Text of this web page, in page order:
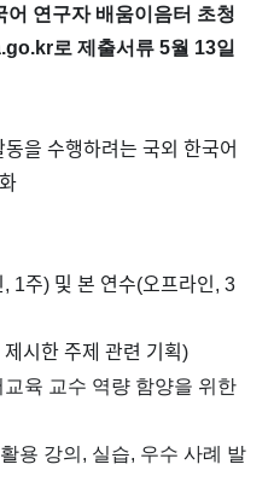
연구자 배움이음터 초청
로 제출서류 5월 13일
을 수행하려는 국외 한국어
1주) 및 본 연수(오프라인, 3
시한 주제 관련 기획)
육 교수 역량 함양을 위한
용 강의, 실습, 우수 사례 발